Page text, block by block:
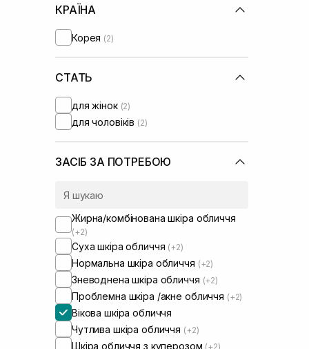
Manyo Factory
Melume(+1)
Needly(+6)
Rosy Drop
Skin1004(+5)
Theramid(+5)
Transparent-Lab(+5)
UIQ(+6)
VT Cosmetics
КРАЇНА
Корея (2)
СТАТЬ
для жінок (2)
для чоловіків (2)
ЗАСІБ ЗА ПОТРЕБОЮ
Жирна/комбінована шкіра обличчя
(+2)
Суха шкіра обличчя (+2)
Нормальна шкіра обличчя (+2)
Зневоднена шкіра обличчя (+2)
Проблемна шкіра /акне обличчя (+2)
Вікова шкіра обличчя
Чутлива шкіра обличчя (+2)
Шкіра обличчя з куперозом (+2)